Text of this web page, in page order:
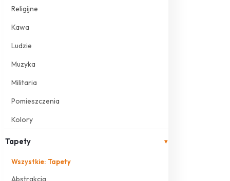
Religijne
Kawa
Ludzie
Muzyka
Militaria
Pomieszczenia
Kolory
Tapety ▾
Wszystkie: Tapety
Abstrakcja